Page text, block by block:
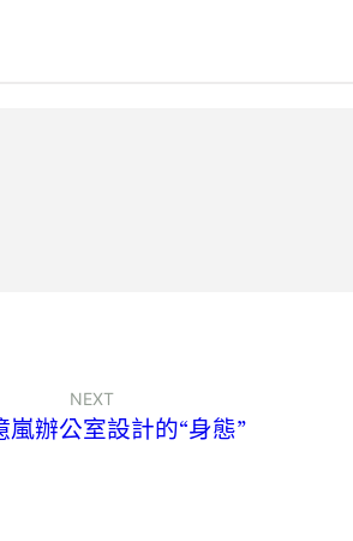
NEXT
嵐辦公室設計的“身態”